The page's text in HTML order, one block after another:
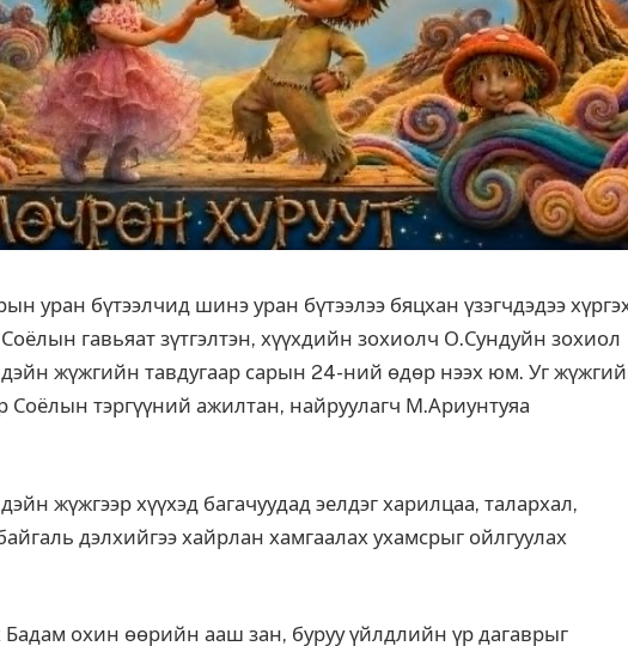
уран бүтээлчид шинэ уран бүтээлээ бяцхан үзэгчдэдээ
гавьяат зүтгэлтэн, хүүхдийн зохиолч О.Сундуйн зохиол
жүжгийн тавдугаар сарын 24-ний өдөр нээх юм. Уг
Соёлын тэргүүний ажилтан, найруулагч М.Ариунтуяа
жүжгээр хүүхэд багачуудад эелдэг харилцаа, талархал,
дэлхийгээ хайрлан хамгаалах ухамсрыг ойлгуулах
охин өөрийн ааш зан, буруу үйлдлийн үр дагаврыг